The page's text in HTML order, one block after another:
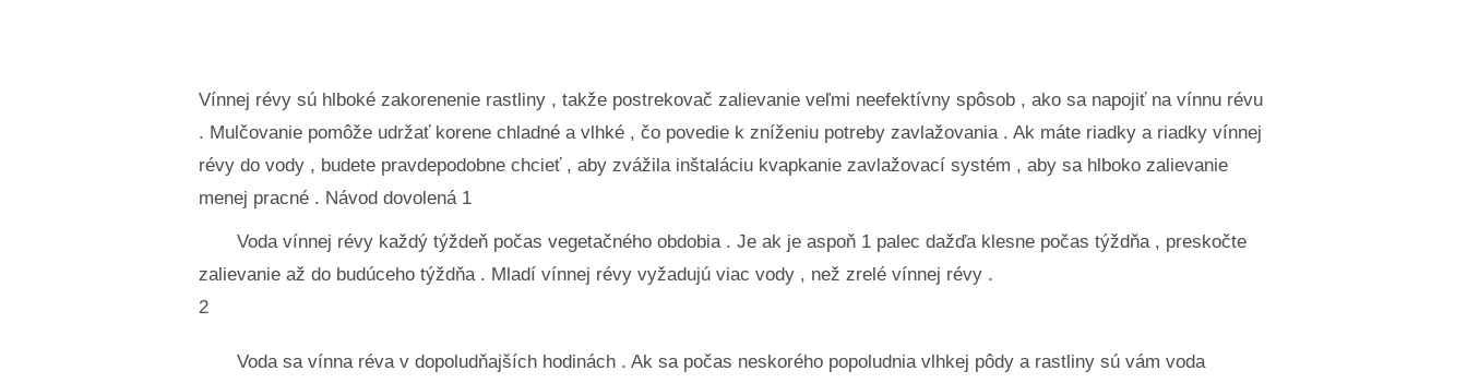
Vínnej révy sú hlboké zakorenenie rastliny , takže postrekovač zalievanie veľmi neefektívny spôsob , ako sa napojiť na vínnu révu
. Mulčovanie pomôže udržať korene chladné a vlhké , čo povedie k zníženiu potreby zavlažovania . Ak máte riadky a riadky vínnej
révy do vody , budete pravdepodobne chcieť , aby zvážila inštaláciu kvapkanie zavlažovací systém , aby sa hlboko zalievanie
menej pracné . Návod dovolená 1
Voda vínnej révy každý týždeň počas vegetačného obdobia . Je ak je aspoň 1 palec dažďa klesne počas týždňa , preskočte
zalievanie až do budúceho týždňa . Mladí vínnej révy vyžadujú viac vody , než zrelé vínnej révy .
2
Voda sa vínna réva v dopoludňajších hodinách . Ak sa počas neskorého popoludnia vlhkej pôdy a rastliny sú vám voda